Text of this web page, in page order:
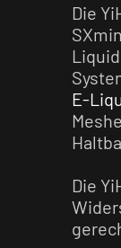
Die
E-
Die